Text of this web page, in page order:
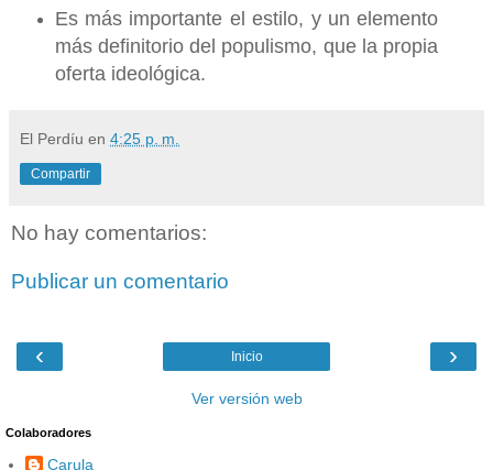
Es más importante el estilo, y un elemento
más definitorio del populismo, que la propia
oferta ideológica.
El Perdíu en 4:25 p. m.
Compartir
No hay comentarios:
Publicar un comentario
‹ ›
Inicio
Ver versión web
Colaboradores
Carula